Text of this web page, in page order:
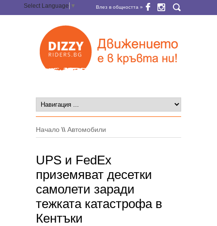
Select Language ▼ Влез в общността »
Начало \\ Автомобили
UPS и FedEx
приземяват десетки
самолети заради
тежката катастрофа в
Кентъки